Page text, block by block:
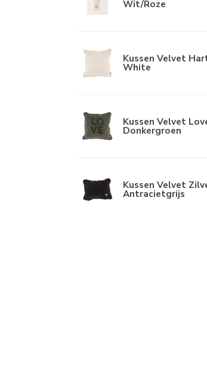
Wit/Roze
Kussen Velvet
White
Kussen Velvet
Donkergroen
Kussen Velvet
Antracietgrijs